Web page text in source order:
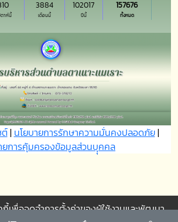
าห์นี้ เดือนนี้
3884
ปีนี้
102017
ทั้งหมด
157676
ต์| นโยบายการรักษาความมั่นคงปลอดภัย|
ยการคุ้มครองข้อมูลส่วนบุุคคล
กี้เพื่อจดจำการตั้งค่าของผู้ใช้งานและพัฒนา